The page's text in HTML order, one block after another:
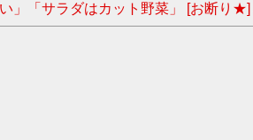
」「サラダはカット野菜」 [お断り★]